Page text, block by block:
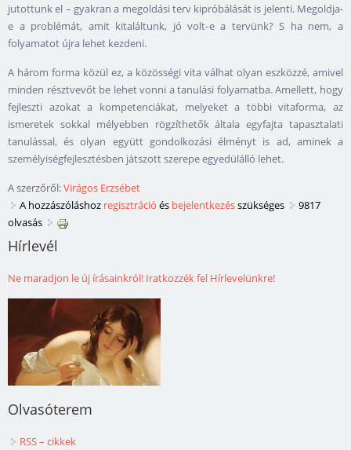
jutottunk el – gyakran a megoldási terv kipróbálását is jelenti. Megoldja-
e a problémát, amit kitaláltunk, jó volt-e a tervünk? S ha nem, a
folyamatot újra lehet kezdeni.
A három forma közül ez, a közösségi vita válhat olyan eszközzé, amivel
minden résztvevőt be lehet vonni a tanulási folyamatba. Amellett, hogy
fejleszti azokat a kompetenciákat, melyeket a többi vitaforma, az
ismeretek sokkal mélyebben rögzíthetők általa egyfajta tapasztalati
tanulással, és olyan együtt gondolkozási élményt is ad, aminek a
személyiségfejlesztésben játszott szerepe egyedülálló lehet.
A szerzőről:Virágos Erzsébet
A hozzászóláshoz regisztráció és bejelentkezésszükséges
9817
olvasás
Hírlevél
Ne maradjon le új írásainkról! Iratkozzék fel Hírlevelünkre!
Olvasóterem
RSS – cikkek